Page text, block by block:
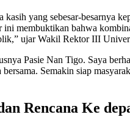
yang sebesar-besarnya
membuktikan bahwa
ujar Wakil Rektor III
Pasie Nan Tigo. Saya
Semakin siap
Rencana Ke